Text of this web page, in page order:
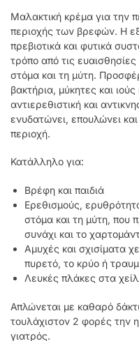
Μαλακτική κρέμα για την
περιοχής των βρεφών. Η
πρεβιοτικά και φυτικά
τρόπο από τις
στόμα και τη μύτη.
βακτήρια, μύκητες και
αντιερεθιστική και
ενυδατώνει, επουλώνει
περιοχή.
Κατάλληλο για:
Βρέφη και παιδιά
Ερεθισμούς,
στόμα και τη μύτη, που
συνάχι και το
Αμυχές και σχισίματα
πυρετό, το κρύο ή
Λευκές πλάκες στα
Απλώνεται με καθαρό
τουλάχιστον 2 φορές την
γιατρός.